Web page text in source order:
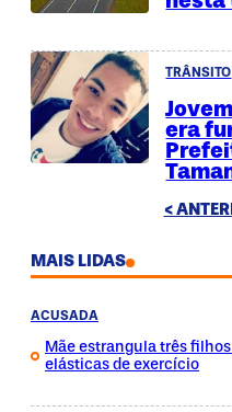
TRÂNSITO
era
<
MAIS LIDAS
ACUSADA
Mãe estrangula três
elásticas de exercício